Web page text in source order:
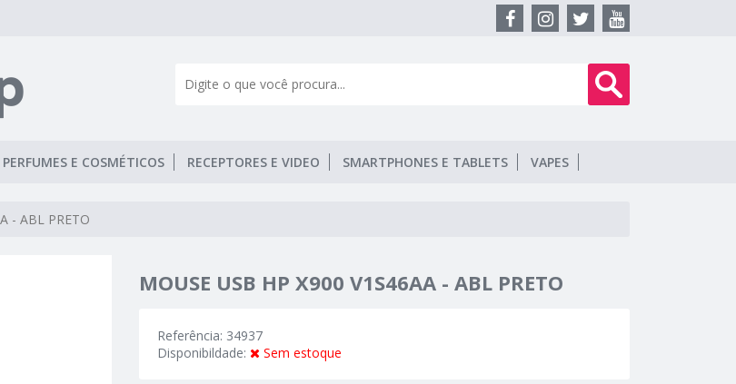
PERFUMES E COSMÉTICOS RECEPTORES E VIDEO SMARTPHONES E TABLETS VAPES
- ABL PRETO
MOUSE USB HP X900 V1S46AA - ABL PRETO
Referência: 34937
Disponibildade:
Sem estoque